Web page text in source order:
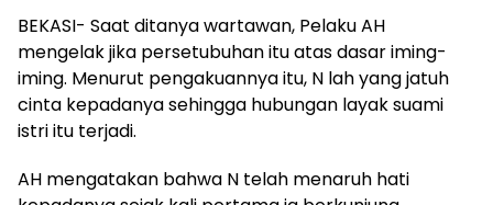
BEKASI- Saat ditanya wartawan, Pelaku AH
mengelak jika persetubuhan itu atas dasar iming-
iming. Menurut pengakuannya itu, N lah yang jatuh
cinta kepadanya sehingga hubungan layak suami
istri itu terjadi.
AH mengatakan bahwa N telah menaruh hati